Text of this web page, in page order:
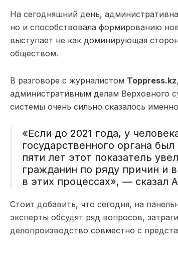
На сегодняшний день,
но и способствовала формированию
выступает не как доминирующая
обществом.
В разговоре с журналистом Toppress.kz
административным делам Верховного
системы очень сильно сказалось
«Если до 2021 года, у
государственного органа
пяти лет этот показатель
гражданин по ряду причин и
в этих процессах», — сказал
Стоит добавить, что сегодня, на
эксперты обсудят ряд вопросов,
делопроизводство совместно с